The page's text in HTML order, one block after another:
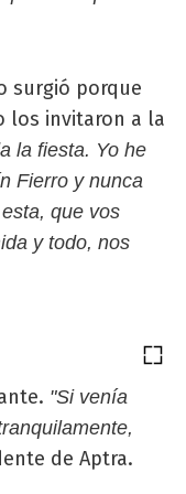
surgió porque
los invitaron a la
la fiesta. Yo he
Fierro y nunca
que vos
y todo, nos
"Si venía
de Aptra.